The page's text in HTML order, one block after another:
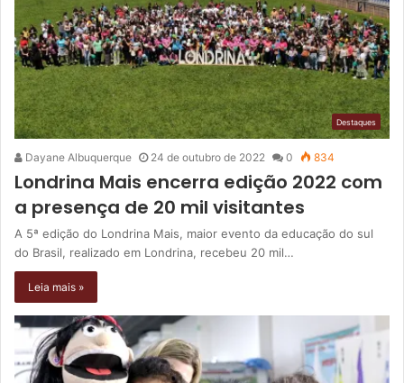
Destaques
Dayane Albuquerque 24 de outubro de 2022 0 834
Londrina Mais encerra edição 2022 com
a presença de 20 mil visitantes
A 5ª edição do Londrina Mais, maior evento da educação do sul
do Brasil, realizado em Londrina, recebeu 20 mil…
Leia mais »